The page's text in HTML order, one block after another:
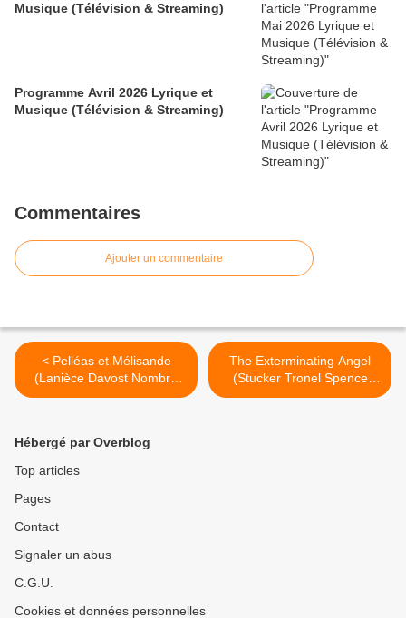
Musique (Télévision & Streaming)
Programme Avril 2026 Lyrique et
Musique (Télévision & Streaming)
Commentaires
Ajouter un commentaire
< Pelléas et Mélisande
(Lanièce Davost Nombre
Garnier Surot Pruna Leiser
The Exterminating Angel
(Stucker Tronel Spence
Adès Bieito) Opéra de Paris
Hébergé par Overblog
Top articles
Pages
Contact
Signaler un abus
C.G.U.
Cookies et données personnelles